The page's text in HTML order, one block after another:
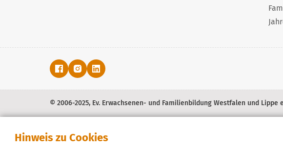
© 2006-2025, Ev. Erwachsenen- und Familienbildung Westfalen und Lippe
Hinweis zu Cookies